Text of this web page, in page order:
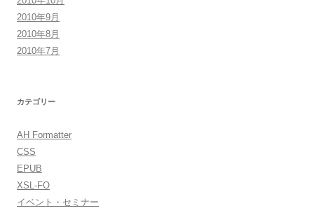
2010年9月
2010年8月
2010年7月
カテゴリー
AH Formatter
CSS
EPUB
XSL-FO
イベント・セミナー